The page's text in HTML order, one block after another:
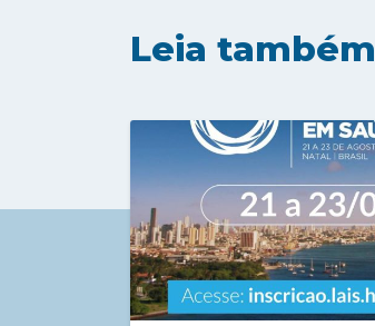
Leia também